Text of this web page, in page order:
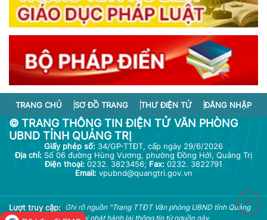
TRANG CHỦ SƠ ĐỒ TRANG THƯ ĐIỆN TỬ ĐĂNG NHẬP
© TRANG THÔNG TIN ĐIỆN TỬ VĂN PHÒNG
UBND TỈNH QUẢNG TRỊ
Giấy phép số: 34/GP-TTĐT, cấp ngày 29/6/2026
Địa chỉ: Số 06 đường Hùng Vương, phường Đồng Hới, Quảng Trị
Điện thoại: 0232. 3823456; Fax: 0232. 3822791
Email: vpubnd@quangtri.gov.vn
Lượt truy cập: Ghi rõ nguồn "Trang TTĐT Văn phòng UBND tỉnh Quảng
Trị" khi phát hành lại thông tin từ nguồn này